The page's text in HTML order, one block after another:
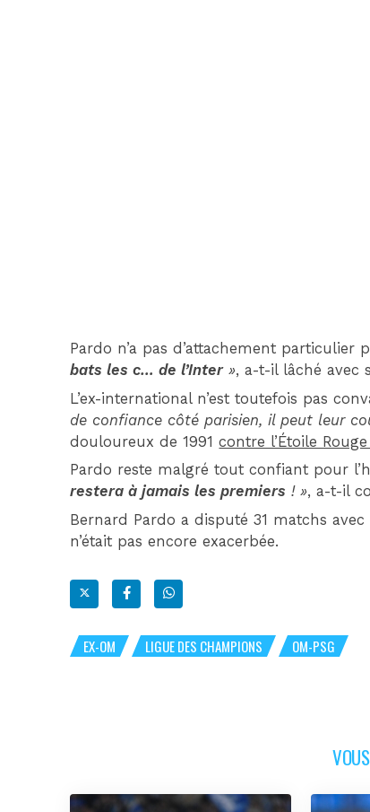
Pardo n’a pas d’attachement particulier
bats les c… de l’Inter», a-t-il lâché avec
L’ex-international n’est toutefois pas
de confiance côté parisien, il peut leur
douloureux de 1991contre l’Étoile
Pardo reste malgré tout confiant pour
restera à jamais les premiers ! », a-t-il
Bernard Pardo a disputé 31 matchs
n’était pas encore exacerbée.
EX-OM LIGUE DES CHAMPIONS OM-PSG